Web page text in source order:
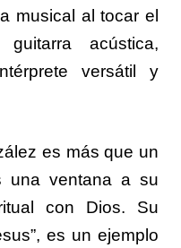
musical al tocar el
acústica,
versátil y
es más que un
una ventana a su
con Dios. Su
es un ejemplo